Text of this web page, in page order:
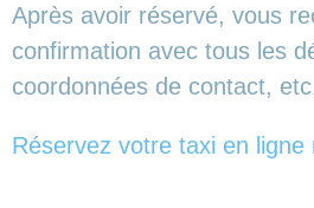
Après avoir réservé, vous
confirmation avec tous les
coordonnées de contact,
Réservez votre taxi en ligne